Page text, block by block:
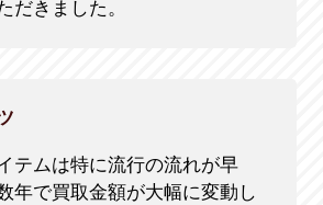
だきました。
テムは特に流行の流れが早
年で買取金額が大幅に変動し